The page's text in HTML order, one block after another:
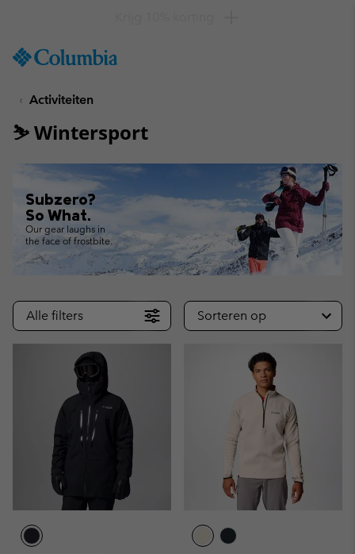
TO
SKIP
MAIN
SKIP
TO
SEARCH
Activiteiten
⛷ Wintersport
Subzero?
So What.
Our gear laughs in
the face of frostbite.
Alle filters Sorteren op